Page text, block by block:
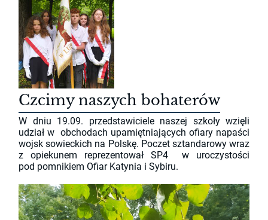
Czcimy naszych bohaterów
W dniu 19.09. przedstawiciele naszej szkoły wzięli
udział w obchodach upamiętniających ofiary napaści
wojsk sowieckich na Polskę. Poczet sztandarowy wraz
z opiekunem reprezentował SP4 w uroczystości
pod pomnikiem Ofiar Katynia i Sybiru.